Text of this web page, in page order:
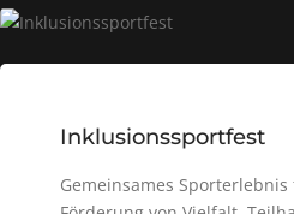
Inklusionssportfest
Gemeinsames